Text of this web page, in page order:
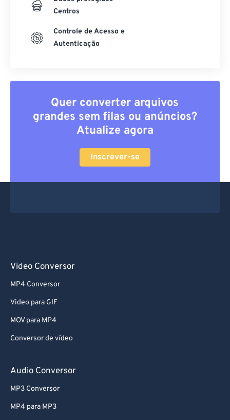
Centros
Controle de Acesso e
Autenticação
Quer converter arquivos
grandes sem filas ou anúncios?
Atualize agora
Inscrever-se
Video Conversor
MP4 Conversor
Video para GIF
MOV para MP4
Conversor de vídeo
Audio Conversor
MP3 Conversor
MP4 para MP3